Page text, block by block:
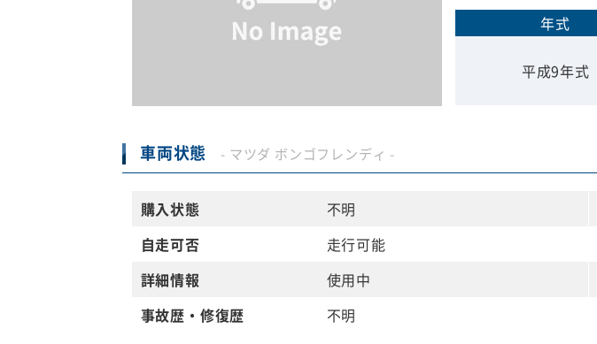
年式
平成9年式
車両状態 - マツダ ボンゴフレンディ -
購入状態
不明
自走可否
走行可能
詳細情報
使用中
事故歴・修復歴
不明